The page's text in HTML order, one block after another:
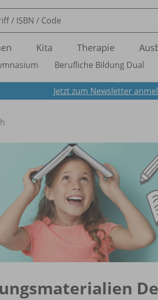
Kita Therapie
Berufliche Bildung Dual
Jetzt zum Newsletter